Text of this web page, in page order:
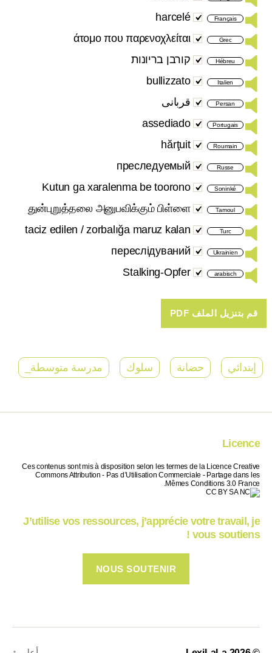
Français
harcelé
Grec
άτομο που παρενοχλείται
Hébreu קורבן בריונות
Italien
bullizzato
Persan قربانی
Portugais
assediado
Roumain
hărţuit
Russe
преследуемый
Soninké
Kutun ga xaralenma be toorono
Tamoul
துன்புறுத்தலை அனுபவிக்கும் பிள்ளை
Turc
taciz edilen / zorbalığa maruz kalan
Ukrainien
переслідуваний
arabisch
Stalking-Opfer
إبتدائي حضانة سلوك مدرسة متوسطة_
Licence
Ces contenus sont mis à disposition selon les termes de la Licence Creative
Commons Attribution - Pas d’Utilisation Commerciale - Partage dans les
Mêmes Conditions 3.0 France.
J’utilise vos ressources, j’apprécie votre travail, je
vous soutiens !
NOUS SOUTENIR